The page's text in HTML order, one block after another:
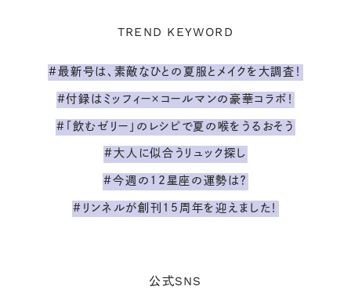
TREND KEYWORD
#最新号は、素敵なひとの夏服とメイクを大調査！
#付録はミッフィー×コールマンの豪華コラボ！
#「飲むゼリー」のレシピで夏の喉をうるおそう
#大人に似合うリュック探し
#今週の12星座の運勢は？
#リンネルが創刊15周年を迎えました！
公式SNS